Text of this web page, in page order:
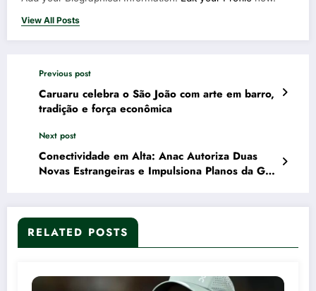
View All Posts
Previous post
Caruaru celebra o São João com arte em barro,
tradição e força econômica
Next post
Conectividade em Alta: Anac Autoriza Duas
Novas Estrangeiras e Impulsiona Planos da Gol
RELATED POSTS